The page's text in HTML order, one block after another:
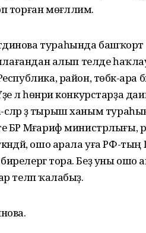
торған мөғәллимә.
тураһында башҡорт
алып телде
район, төбәк-ара
лә һөнәри конкурстарҙа
әсәләр ҙә тырыш ханым
БР Мәғариф министрлығы,
ошо арала уға РФ-тың
тора. Беҙ уны
теләп ҡалабыҙ.